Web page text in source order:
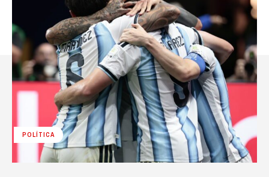
POLÍTICA